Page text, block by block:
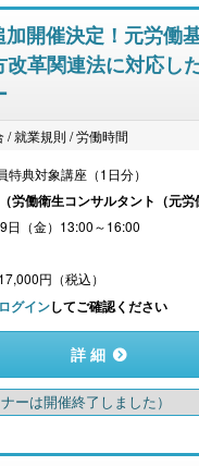
加開催決定！元労働
革関連法に対応し
/ 就業規則 / 労働時間
特典対象講座（1日分）
労働衛生コンサルタント（元労
日（金）13:00～16:00
円（税込）
ログインしてご確認ください
詳 細
ナーは開催終了しました）